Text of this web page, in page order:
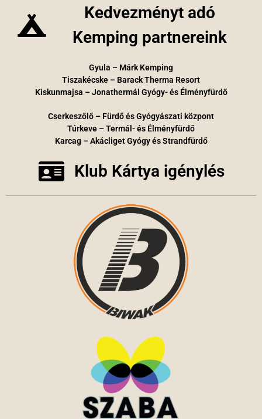
Kedvezményt adó
Kemping partnereink
Gyula – Márk Kemping
Tiszakécske – Barack Therma Resort
Kiskunmajsa – Jonathermál Gyógy- és Élményfürdő
Cserkeszőlő – Fürdő és Gyógyászati központ
Túrkeve – Termál- és Élményfürdő
Karcag – Akácliget Gyógy és Strandfürdő
Klub Kártya igénylés